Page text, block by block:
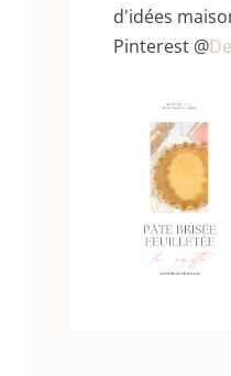
d'idées
Pinterest @